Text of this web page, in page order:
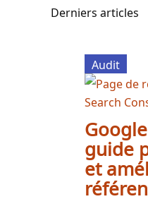
Derniers articles
Audit
guide
et